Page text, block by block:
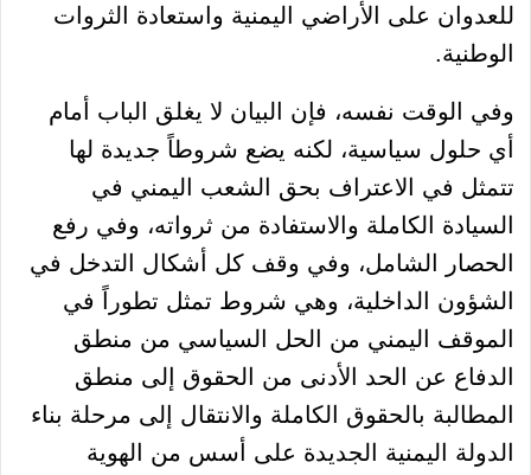
للعدوان على الأراضي اليمنية واستعادة الثروات
الوطنية.
وفي الوقت نفسه، فإن البيان لا يغلق الباب أمام
أي حلول سياسية، لكنه يضع شروطاً جديدة لها
تتمثل في الاعتراف بحق الشعب اليمني في
السيادة الكاملة والاستفادة من ثرواته، وفي رفع
الحصار الشامل، وفي وقف كل أشكال التدخل في
الشؤون الداخلية، وهي شروط تمثل تطوراً في
الموقف اليمني من الحل السياسي من منطق
الدفاع عن الحد الأدنى من الحقوق إلى منطق
المطالبة بالحقوق الكاملة والانتقال إلى مرحلة بناء
الدولة اليمنية الجديدة على أسس من الهوية